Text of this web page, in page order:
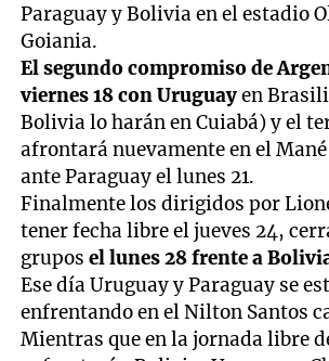
Paraguay y Bolivia en el estadio
Goiania.
El segundo compromiso de
viernes 18 con Uruguayen
Bolivia lo harán en Cuiabá) y el
afrontará nuevamente en el
ante Paraguay el lunes 21.
Finalmente los dirigidos por
tener fecha libre el jueves 24,
grupos el lunes 28 frente a
Ese día Uruguay y Paraguay se
enfrentando en el Nilton Santos
Mientras que en la jornada libre